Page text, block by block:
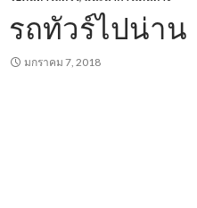
รถทัวร์ไปน่าน
มกราคม 7, 2018